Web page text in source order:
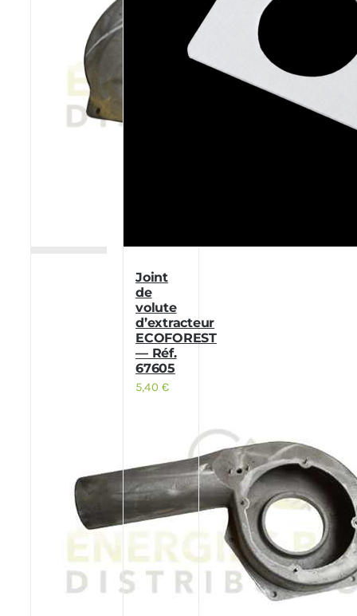
Joint
de
volute
d’extracteur
ECOFOREST
— Réf.
67605
5,40€